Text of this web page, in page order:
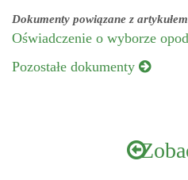
Dokumenty powiązane z
Oświadczenie o wyborze
Pozostałe dokumenty